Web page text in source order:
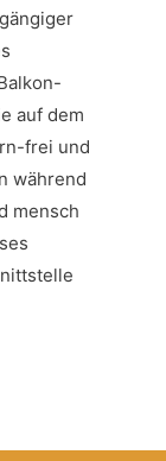
auf dem
frei und
während
mensch